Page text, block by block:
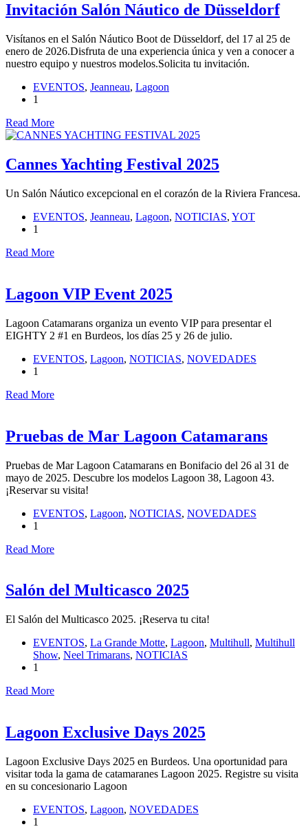
Invitación Salón Náutico de Düsseldorf
Visítanos en el Salón Náutico Boot de Düsseldorf, del 17 al 25 de
enero de 2026.Disfruta de una experiencia única y ven a conocer a
nuestro equipo y nuestros modelos.Solicita tu invitación.
EVENTOS, Jeanneau, Lagoon
1
Read More
Cannes Yachting Festival 2025
Un Salón Náutico excepcional en el corazón de la Riviera Francesa.
EVENTOS, Jeanneau, Lagoon, NOTICIAS, YOT
1
Read More
Lagoon VIP Event 2025
Lagoon Catamarans organiza un evento VIP para presentar el
EIGHTY 2 #1 en Burdeos, los días 25 y 26 de julio.
EVENTOS, Lagoon, NOTICIAS, NOVEDADES
1
Read More
Pruebas de Mar Lagoon Catamarans
Pruebas de Mar Lagoon Catamarans en Bonifacio del 26 al 31 de
mayo de 2025. Descubre los modelos Lagoon 38, Lagoon 43.
¡Reservar su visita!
EVENTOS, Lagoon, NOTICIAS, NOVEDADES
1
Read More
Salón del Multicasco 2025
El Salón del Multicasco 2025. ¡Reserva tu cita!
EVENTOS, La Grande Motte, Lagoon, Multihull, Multihull
Show, Neel Trimarans, NOTICIAS
1
Read More
Lagoon Exclusive Days 2025
Lagoon Exclusive Days 2025 en Burdeos. Una oportunidad para
visitar toda la gama de catamaranes Lagoon 2025. Registre su visita
en su concesionario Lagoon
EVENTOS, Lagoon, NOVEDADES
1